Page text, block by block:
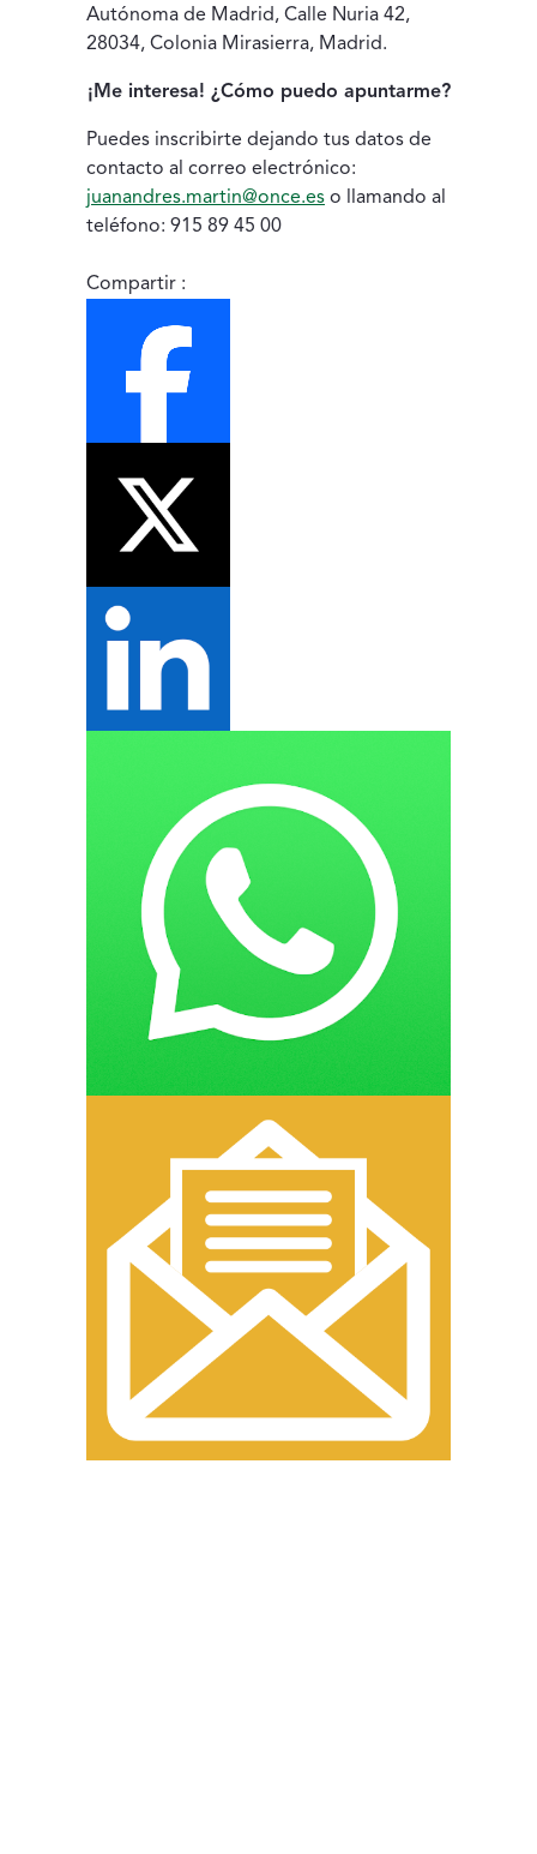
Autónoma de Madrid, Calle Nuria 42,
28034, Colonia Mirasierra, Madrid.
¡Me interesa! ¿Cómo puedo apuntarme?
Puedes inscribirte dejando tus datos de
contacto al correo electrónico:
juanandres.martin@once.es o llamando al
teléfono: 915 89 45 00
Compartir :